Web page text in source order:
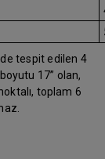
tespit edilen 4
17” olan,
toplam 6